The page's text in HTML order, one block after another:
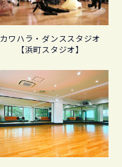
カワハラ・ダンススタジオ
【浜町スタジオ】